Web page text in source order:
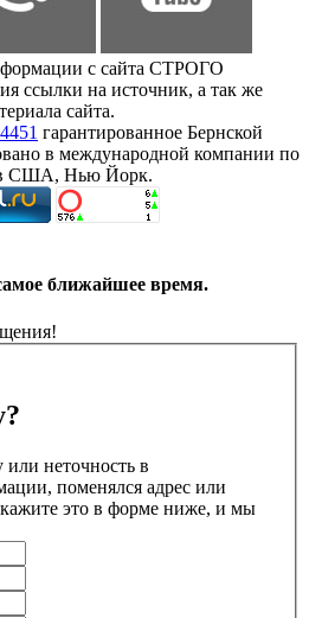
с сайта СТРОГО
ссылки на источник, а так же
сайта.
гарантированное Бернской
в международной компании по
в США, Нью Йорк.
ближайшее время.
неточность в
поменялся адрес или
это в форме ниже, и мы